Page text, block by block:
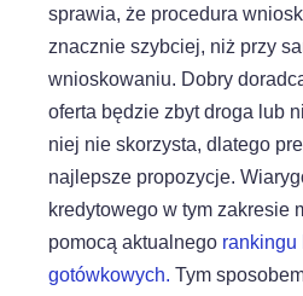
sprawia, że procedura
znacznie szybciej, niż przy
wnioskowaniu. Dobry
oferta będzie zbyt droga lub
niej nie skorzysta, dlatego
najlepsze propozycje.
kredytowego w tym zakresie
pomocą aktualnego rankingu
gotówkowych. Tym